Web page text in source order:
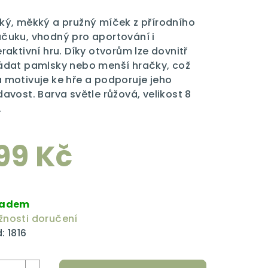
měkký a pružný míček z přírodního
vhodný pro aportování i
hru. Díky otvorům lze dovnitř
pamlsky nebo menší hračky, což
motivuje ke hře a podporuje jeho
Barva světle růžová, velikost 8
Kč
doručení
1816